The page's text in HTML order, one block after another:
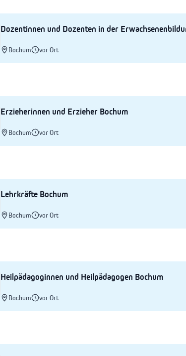
Dozentinnen und Dozenten in der
Bochum vor Ort
Erzieherinnen und Erzieher Bochum
Bochum vor Ort
Lehrkräfte Bochum
Bochum vor Ort
Heilpädagoginnen und Heilpädagogen Bochum
Bochum vor Ort